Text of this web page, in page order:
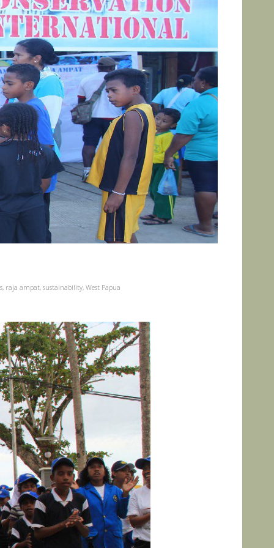
, raja ampat, sustainability, West Papua